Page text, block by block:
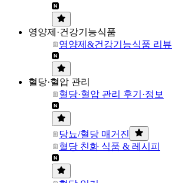
영양제·건강기능식품
영양제&건강기능식품 리뷰
혈당·혈압 관리
혈당·혈압 관리 후기·정보
당뇨/혈당 매거진
혈당 친화 식품 & 레시피